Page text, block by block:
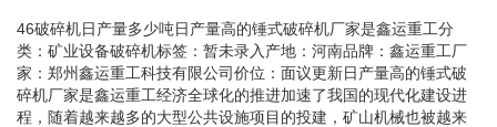
46破碎机日产量多少吨日产量高的锤式破碎机厂家是鑫运重工分
类：矿业设备破碎机标签：暂未录入产地：河南品牌：鑫运重工厂
家：郑州鑫运重工科技有限公司价位：面议更新日产量高的锤式破
碎机厂家是鑫运重工经济全球化的推进加速了我国的现代化建设进
程，随着越来越多的大型公共设施项目的投建，矿山机械也被越来